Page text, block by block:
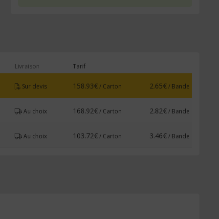
Livraison Tarif
Sur devis 158.93€/ Carton 2.65€/ Bande
Au choix 168.92€/ Carton 2.82€/ Bande
Au choix 103.72€/ Carton 3.46€/ Bande